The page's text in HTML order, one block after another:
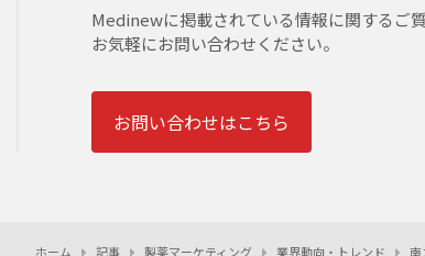
Medinewに掲載されている情報に関するご
お気軽にお問い合わせください。
お問い合わせはこちら
ホーム 記事 製薬マーケティング 業界動向・トレンド 南